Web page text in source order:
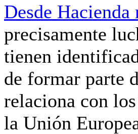
Desde Hacienda
precisamente
tienen
de formar parte
relaciona con
la Unión